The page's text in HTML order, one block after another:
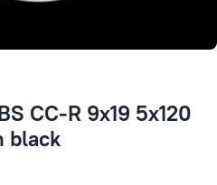
CC-R 9x19 5x120
black